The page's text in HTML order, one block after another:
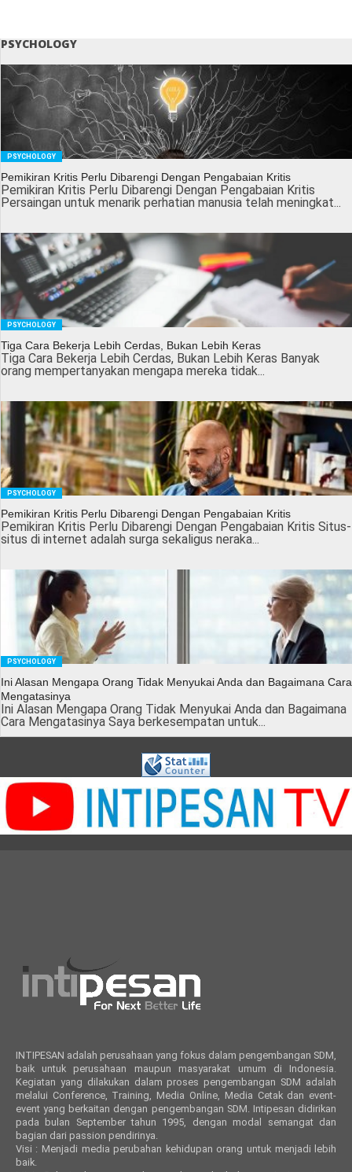
PSYCHOLOGY
PSYCHOLOGY
Pemikiran Kritis Perlu Dibarengi Dengan Pengabaian Kritis
Pemikiran Kritis Perlu Dibarengi Dengan Pengabaian Kritis
Persaingan untuk menarik perhatian manusia telah meningkat...
PSYCHOLOGY
Tiga Cara Bekerja Lebih Cerdas, Bukan Lebih Keras
Tiga Cara Bekerja Lebih Cerdas, Bukan Lebih Keras Banyak
orang mempertanyakan mengapa mereka tidak...
PSYCHOLOGY
Pemikiran Kritis Perlu Dibarengi Dengan Pengabaian Kritis
Pemikiran Kritis Perlu Dibarengi Dengan Pengabaian Kritis Situs-
situs di internet adalah surga sekaligus neraka...
PSYCHOLOGY
Ini Alasan Mengapa Orang Tidak Menyukai Anda dan Bagaimana Cara
Mengatasinya
Ini Alasan Mengapa Orang Tidak Menyukai Anda dan Bagaimana
Cara Mengatasinya Saya berkesempatan untuk...
INTIPESAN adalah perusahaan yang fokus dalam pengembangan SDM,
baik untuk perusahaan maupun masyarakat umum di Indonesia.
Kegiatan yang dilakukan dalam proses pengembangan SDM adalah
melalui Conference, Training, Media Online, Media Cetak dan event-
event yang berkaitan dengan pengembangan SDM. Intipesan didirikan
pada bulan September tahun 1995, dengan modal semangat dan
bagian dari passion pendirinya.
Visi : Menjadi media perubahan kehidupan orang untuk menjadi lebih
baik.